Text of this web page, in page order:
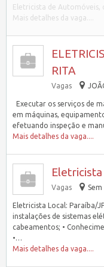
Eletricista de Automóveis,
Mais detalhes da vaga....
RITA
Vagas
Executar os serviços de
em máquinas,
efetuando inspeção e
Mais detalhes da vaga....
Vagas
Eletricista Local: Paraíba/
instalações de sistemas
cabeamentos; •
•…
Mais detalhes da vaga....